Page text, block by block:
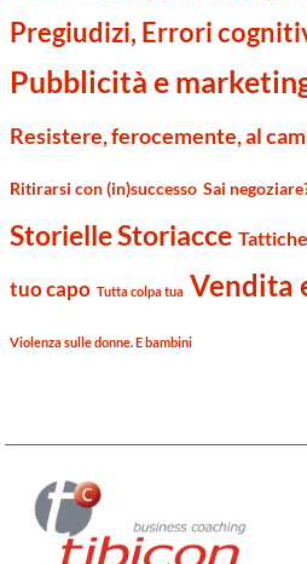
Pregiudizi, Errori
Pubblicità e
Resistere, ferocemente, al
Ritirarsi con (in)successo Sai
Storielle Storiacce
tuo capo Tutta colpa tua Vendita
Violenza sulle donne. E bambini